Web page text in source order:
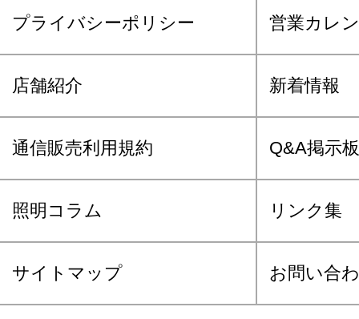
プライバシーポリシー 営業カレ
店舗紹介 新着情報
通信販売利用規約 Q&A掲示板
照明コラム リンク集
サイトマップ お問い合